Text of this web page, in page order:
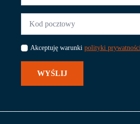
Kod
pocztowy
Akceptuję warunkipolityki
WYŚLIJ